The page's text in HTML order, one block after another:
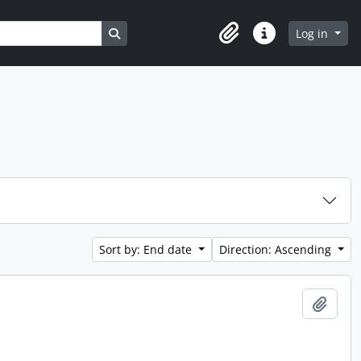
Search in browse page
ClipboardQuick linksLog in
Sort by: End date Direction: Ascending